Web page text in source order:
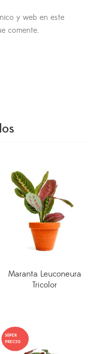
y web en este
comente.
Maranta Leuconeura
Tricolor
SÚPER
PRECIO